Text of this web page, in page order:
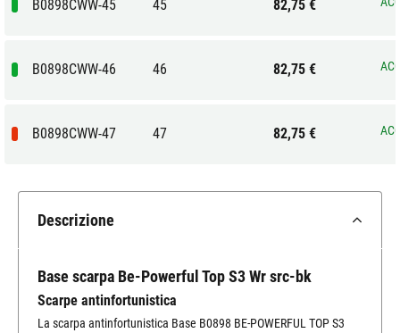
B0898CWW-45 45 82,75 €
B0898CWW-46 46 82,75 €
B0898CWW-47 47 82,75 €
Descrizione
Base scarpa Be-Powerful Top S3 Wr src-bk
Scarpe antinfortunistica
La scarpa antinfortunistica Base B0898 BE-POWERFUL TOP S3